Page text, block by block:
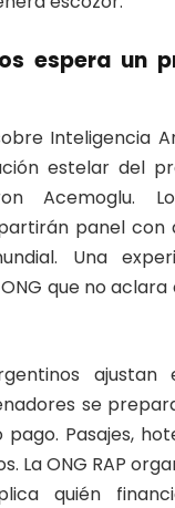
espera un
Inteligencia
estelar del
Acemoglu.
panel con
Una
que no aclara
ajustan
se
pago. Pasajes,
La ONG RAP
quién